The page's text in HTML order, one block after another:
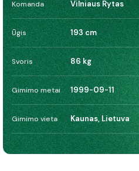
Komanda Vilniaus Rytas
Ūgis 193 cm
Svoris 86 kg
Gimimo metai 1999-09-11
Gimimo vieta Kaunas, Lietuva